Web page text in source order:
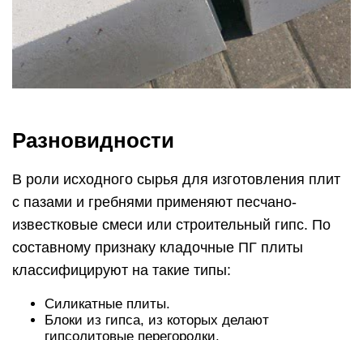
Разновидности
В роли исходного сырья для изготовления плит
с пазами и гребнями применяют песчано-
известковые смеси или строительный гипс. По
составному признаку кладочные ПГ плиты
классифицируют на такие типы:
Силикатные плиты.
Блоки из гипса, из которых делают
гипсолитовые перегородки.